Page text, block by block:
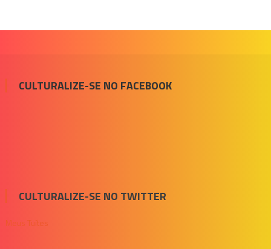
CULTURALIZE-SE NO FACEBOOK
CULTURALIZE-SE NO TWITTER
Meus Tuítes